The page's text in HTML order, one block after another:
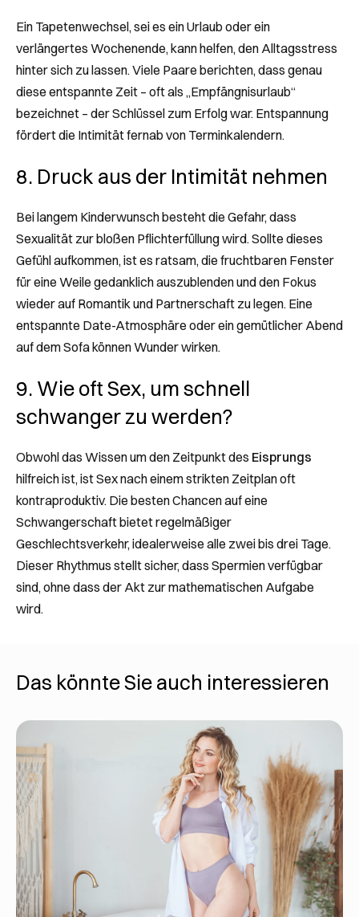
Ein Tapetenwechsel, sei es ein Urlaub oder ein
verlängertes Wochenende, kann helfen, den Alltagsstress
hinter sich zu lassen. Viele Paare berichten, dass genau
diese entspannte Zeit – oft als „Empfängnisurlaub“
bezeichnet – der Schlüssel zum Erfolg war. Entspannung
fördert die Intimität fernab von Terminkalendern.
8. Druck aus der Intimität nehmen
Bei langem Kinderwunsch besteht die Gefahr, dass
Sexualität zur bloßen Pflichterfüllung wird. Sollte dieses
Gefühl aufkommen, ist es ratsam, die fruchtbaren Fenster
für eine Weile gedanklich auszublenden und den Fokus
wieder auf Romantik und Partnerschaft zu legen. Eine
entspannte Date-Atmosphäre oder ein gemütlicher Abend
auf dem Sofa können Wunder wirken.
9. Wie oft Sex, um schnell
schwanger zu werden?
Obwohl das Wissen um den Zeitpunkt des Eisprungs
hilfreich ist, ist Sex nach einem strikten Zeitplan oft
kontraproduktiv. Die besten Chancen auf eine
Schwangerschaft bietet regelmäßiger
Geschlechtsverkehr, idealerweise alle zwei bis drei Tage.
Dieser Rhythmus stellt sicher, dass Spermien verfügbar
sind, ohne dass der Akt zur mathematischen Aufgabe
wird.
Das könnte Sie auch interessieren